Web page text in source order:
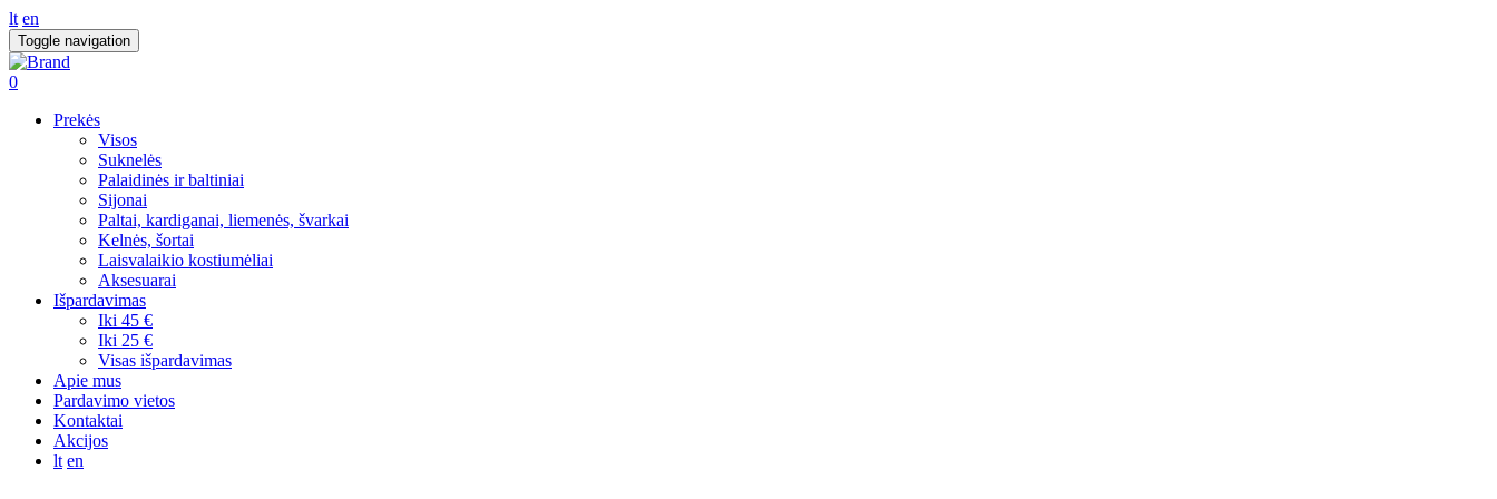
lt en
Toggle navigation
0
Prekės
Visos
Suknelės
Palaidinės ir baltiniai
Sijonai
Paltai, kardiganai, liemenės, švarkai
Kelnės, šortai
Laisvalaikio kostiumėliai
Aksesuarai
Išpardavimas
Iki 45 €
Iki 25 €
Visas išpardavimas
Apie mus
Pardavimo vietos
Kontaktai
Akcijos
lt en